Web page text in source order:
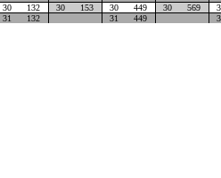
30 132 30 153 30 449 30 569
31 132 31 449